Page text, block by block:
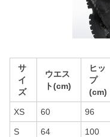
サ
イ
ズ
ウエス
ト(cm)
ヒッ
プ
(cm)
XS 60 96
S 64 100